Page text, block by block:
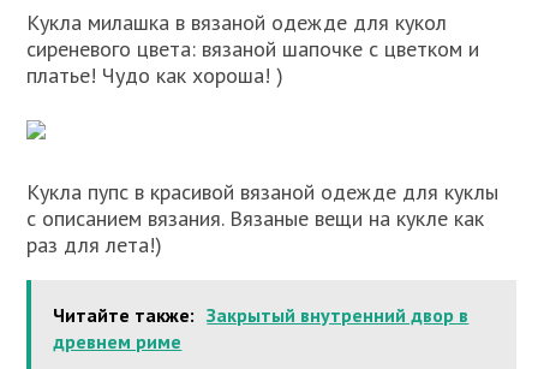
Кукла милашка в вязаной одежде для кукол
сиреневого цвета: вязаной шапочке с цветком и
платье! Чудо как хороша! )
Кукла пупс в красивой вязаной одежде для куклы
с описанием вязания. Вязаные вещи на кукле как
раз для лета!)
Читайте также: Закрытый внутренний двор в
древнем риме